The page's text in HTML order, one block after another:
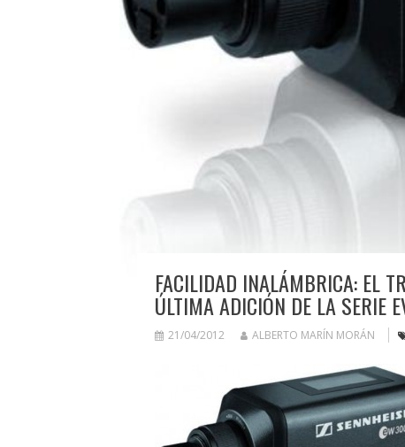
FACILIDAD INALÁMBRICA: EL
ÚLTIMA ADICIÓN DE LA SERIE
21/04/2012 ALBERTO MARÍN MORÁN